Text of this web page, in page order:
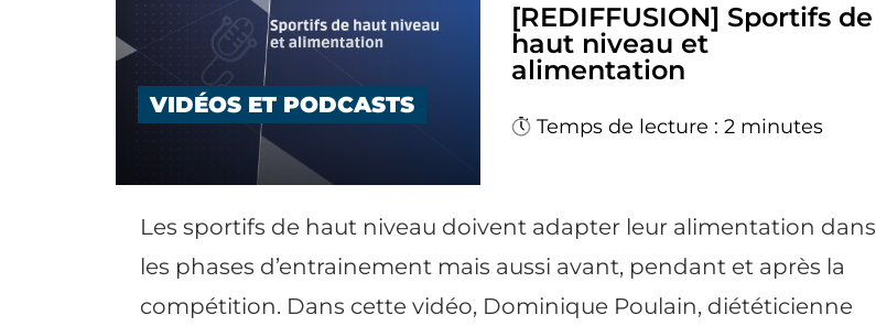
VIDÉOS ET PODCASTS
[REDIFFUSION] Sportifs de
haut niveau et
alimentation
Temps de lecture : 2 minutes
Les sportifs de haut niveau doivent adapter leur alimentation dans
les phases d’entrainement mais aussi avant, pendant et après la
compétition. Dans cette vidéo, Dominique Poulain, diététicienne